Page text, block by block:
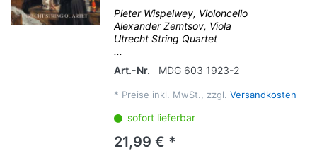
Pieter Wispelwey, Violoncello
Alexander Zemtsov, Viola
Utrecht String Quartet
...
Art.-Nr.
MDG 603 1923-2
* Preise inkl. MwSt., zzgl. Versandkosten
sofort lieferbar
21,99 € *